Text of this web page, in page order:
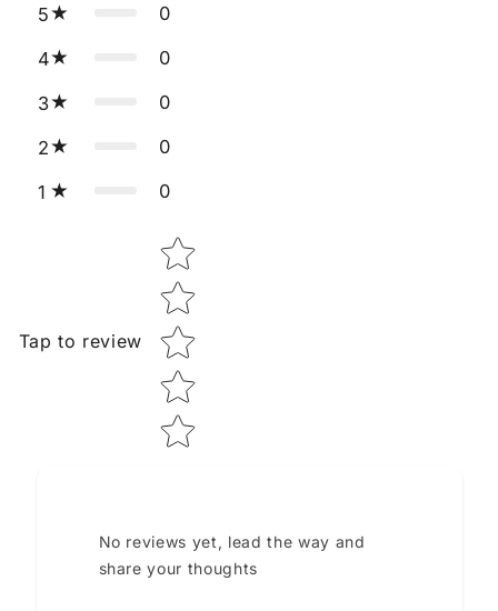
5 0
4 0
3 0
2 0
1 0
Tap to review
Star rating
No reviews yet, lead the way and
share your thoughts